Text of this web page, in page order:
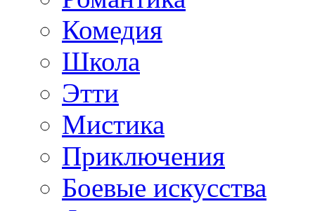
Комедия
Школа
Этти
Мистика
Приключения
Боевые искусства